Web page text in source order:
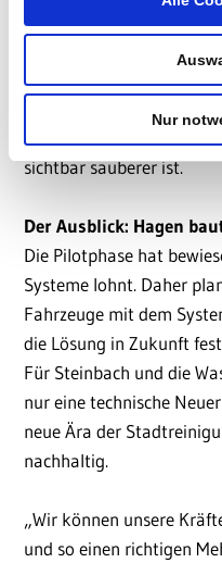
Nur
„Wir können mit dieser
sondern proaktiv
effizientere
sichtbar sauberer ist.
Der Ausblick: Hagen
Die Pilotphase hat
Systeme lohnt. Daher
Fahrzeuge mit dem
die Lösung in Zukunft
Für Steinbach und die
nur eine technische
neue Ära der
nachhaltig.
„Wir können unsere
und so einen richtigen